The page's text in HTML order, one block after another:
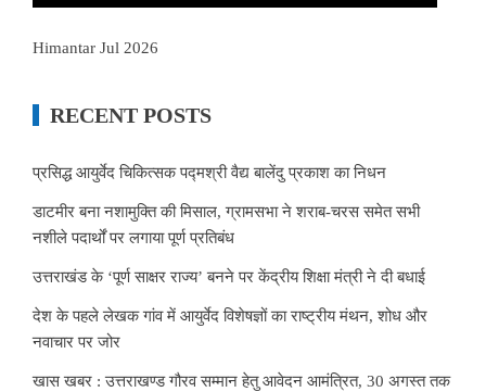
Himantar Jul 2026
RECENT POSTS
प्रसिद्ध आयुर्वेद चिकित्सक पद्मश्री वैद्य बालेंदु प्रकाश का निधन
डाटमीर बना नशामुक्ति की मिसाल, ग्रामसभा ने शराब-चरस समेत सभी
नशीले पदार्थों पर लगाया पूर्ण प्रतिबंध
उत्तराखंड के ‘पूर्ण साक्षर राज्य’ बनने पर केंद्रीय शिक्षा मंत्री ने दी बधाई
देश के पहले लेखक गांव में आयुर्वेद विशेषज्ञों का राष्ट्रीय मंथन, शोध और
नवाचार पर जोर
खास खबर : उत्तराखण्ड गौरव सम्मान हेतु आवेदन आमंत्रित, 30 अगस्त तक